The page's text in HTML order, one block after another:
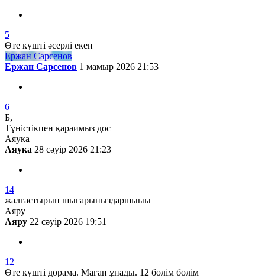
5
Өте күшті әсерлі екен
Ержан Сарсенов
Ержан Сарсенов 1 мамыр 2026 21:53
6
Б,
Түністікпен қараимыз дос
Аяука
Аяука 28 сәуір 2026 21:23
14
жалғастырып шығарыныздаршыыы
Аяру
Аяру 22 сәуір 2026 19:51
12
Өте күшті дорама. Маған ұнады. 12 бөлім бөлім